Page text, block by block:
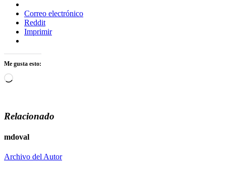
Correo electrónico
Reddit
Imprimir
Me gusta esto:
Cargando...
Relacionado
mdoval
Archivo del Autor